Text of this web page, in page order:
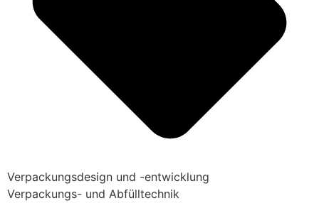
Verpackungsdesign und -entwicklung
Verpackungs- und Abfülltechnik